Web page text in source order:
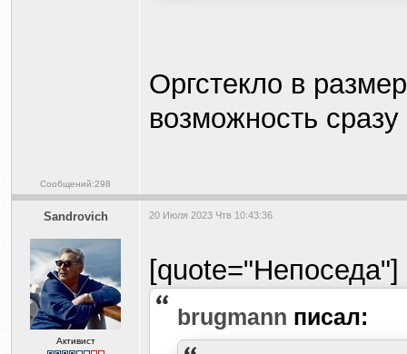
Сообщений:298
Оргстекло в
возможность
Sandrovich
Активист
20 Июля 2023 Чтв 10:43:36
brugmann писал: